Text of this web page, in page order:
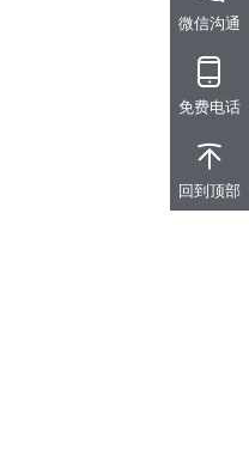
微信沟通
免费电话
回到顶部